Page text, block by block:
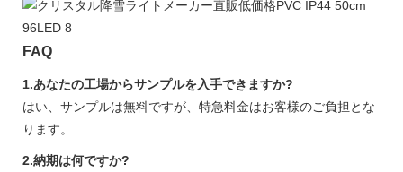
FAQ
1.あなたの工場からサンプルを入手できますか?
はい、サンプルは無料ですが、特急料金はお客様のご負担とな
ります。
2.納期は何ですか?